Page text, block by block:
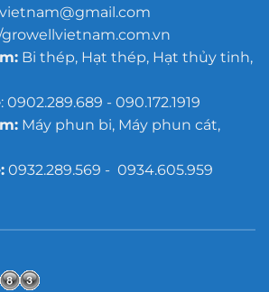
Bi thép, Hạt thép, Hạt thủy tinh,
: 0902.289.689 - 090.172.1919
Máy phun bi, Máy phun cát,
0932.289.569 - 0934.605.959